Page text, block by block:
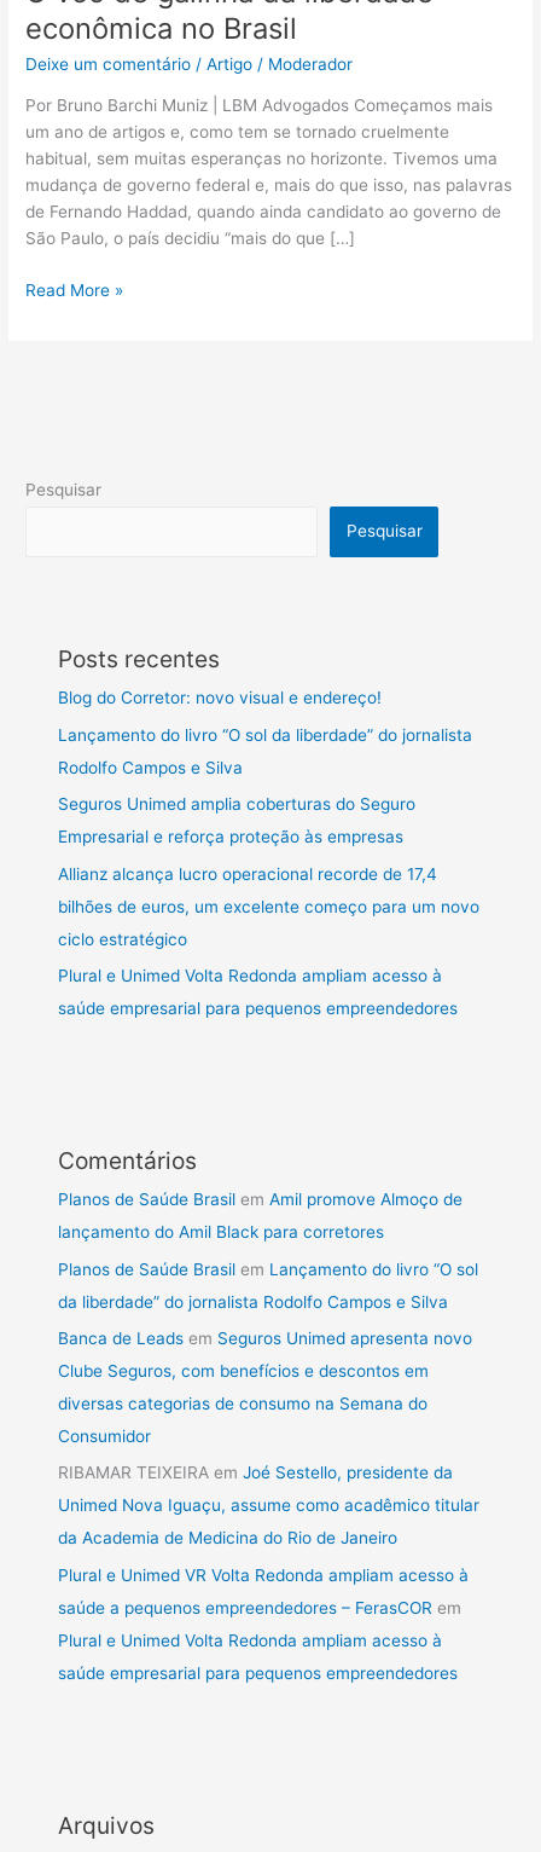
econômica no Brasil
Deixe um comentário /Artigo / Moderador
Por Bruno Barchi Muniz | LBM Advogados Começamos mais
um ano de artigos e, como tem se tornado cruelmente
habitual, sem muitas esperanças no horizonte. Tivemos uma
mudança de governo federal e, mais do que isso, nas palavras
de Fernando Haddad, quando ainda candidato ao governo de
São Paulo, o país decidiu “mais do que […]
Read More »
Pesquisar
Pesquisar
Posts recentes
Blog do Corretor: novo visual e endereço!
Lançamento do livro “O sol da liberdade” do jornalista
Rodolfo Campos e Silva
Seguros Unimed amplia coberturas do Seguro
Empresarial e reforça proteção às empresas
Allianz alcança lucro operacional recorde de 17,4
bilhões de euros, um excelente começo para um novo
ciclo estratégico
Plural e Unimed Volta Redonda ampliam acesso à
saúde empresarial para pequenos empreendedores
Comentários
Planos de Saúde Brasil emAmil promove Almoço de
lançamento do Amil Black para corretores
Planos de Saúde Brasil em Lançamento do livro “O sol
da liberdade” do jornalista Rodolfo Campos e Silva
Banca de Leads em Seguros Unimed apresenta novo
Clube Seguros, com benefícios e descontos em
diversas categorias de consumo na Semana do
Consumidor
RIBAMAR TEIXEIRA emJoé Sestello, presidente da
Unimed Nova Iguaçu, assume como acadêmico titular
da Academia de Medicina do Rio de Janeiro
Plural e Unimed VR Volta Redonda ampliam acesso à
saúde a pequenos empreendedores – FerasCOR em
Plural e Unimed Volta Redonda ampliam acesso à
saúde empresarial para pequenos empreendedores
Arquivos